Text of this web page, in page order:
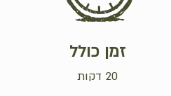
זמן כולל
20 דקות